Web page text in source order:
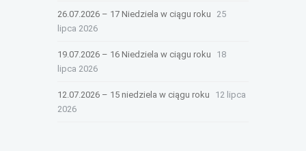
26.07.2026 – 17 Niedziela w ciągu roku
25
lipca 2026
19.07.2026 – 16 Niedziela w ciągu roku
18
lipca 2026
12.07.2026 – 15 niedziela w ciągu roku
12 lipca
2026